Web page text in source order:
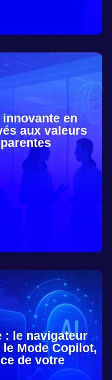
en
aux valeurs
: le navigateur
Mode Copilot,
de votre